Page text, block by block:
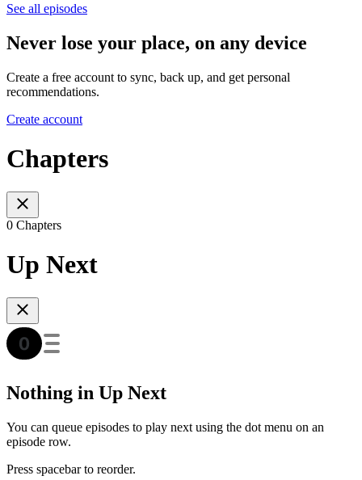
See all episodes
Never lose your place, on any device
Create a free account to sync, back up, and get personal
recommendations.
Create account
Chapters
0 Chapters
Up Next
Nothing in Up Next
You can queue episodes to play next using the dot menu on an
episode row.
Press spacebar to reorder.